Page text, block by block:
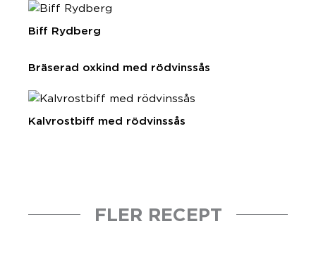
Biff Rydberg
Bräserad oxkind med rödvinssås
Kalvrostbiff med rödvinssås
FLER RECEPT